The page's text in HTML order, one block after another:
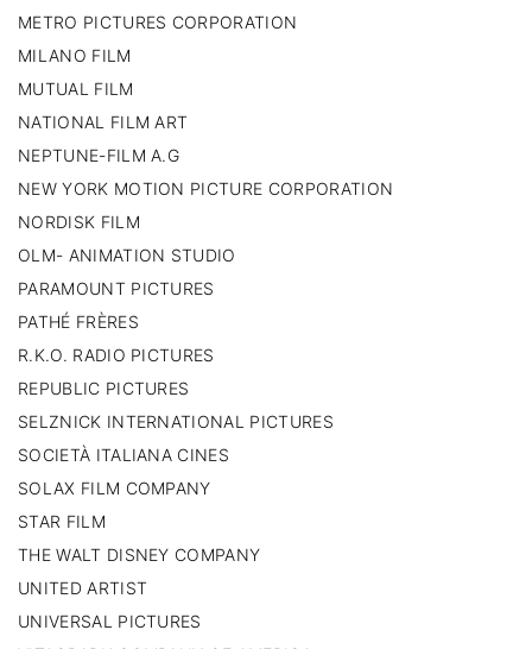
METRO PICTURES CORPORATION
MILANO FILM
MUTUAL FILM
NATIONAL FILM ART
NEPTUNE-FILM A.G
NEW YORK MOTION PICTURE CORPORATION
NORDISK FILM
OLM- ANIMATION STUDIO
PARAMOUNT PICTURES
PATHÉ FRÈRES
R.K.O. RADIO PICTURES
REPUBLIC PICTURES
SELZNICK INTERNATIONAL PICTURES
SOCIETÀ ITALIANA CINES
SOLAX FILM COMPANY
STAR FILM
THE WALT DISNEY COMPANY
UNITED ARTIST
UNIVERSAL PICTURES